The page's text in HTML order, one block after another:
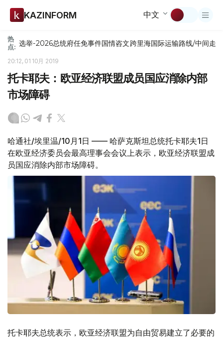
KAZINFORM 中文
热
点: 选举-2026总统府任免事件国情咨文跨里海国际运输路线/中间走廊
20:12, 01 10月 2019
托卡耶夫：欧亚经济联盟成员国应消除内部
市场障碍
哈通社/埃里温/10月1日 —— 哈萨克斯坦总统托卡耶夫1日
在欧亚经济委员会最高理事会会议上表示，欧亚经济联盟成
员国应消除内部市场障碍。
托卡耶夫总统表示，欧亚经济联盟为自由贸易建立了必要的